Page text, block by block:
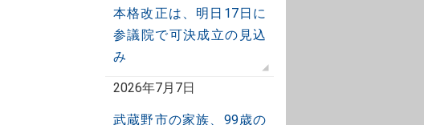
本格改正は、明日17日に
参議院で可決成立の見込
み
2026年7月7日
武蔵野市の家族、99歳の